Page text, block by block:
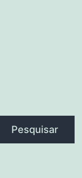
Pesquisar